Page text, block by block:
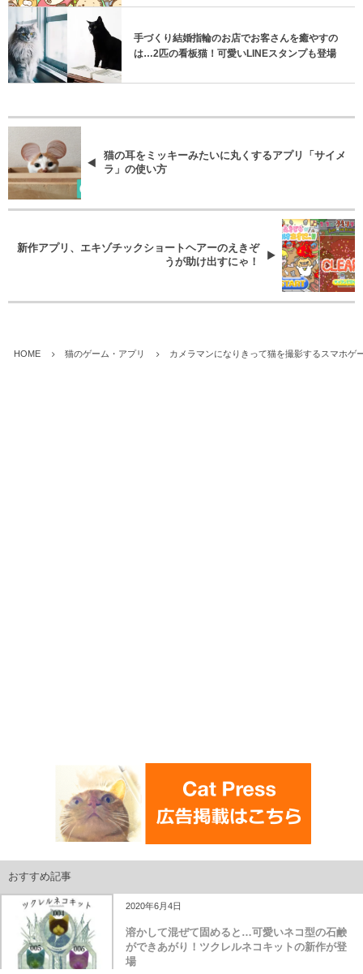
手づくり結婚指輪のお店でお客さんを癒やすの
は…2匹の看板猫！可愛いLINEスタンプも登場
猫の耳をミッキーみたいに丸くするアプリ「サイメ
ラ」の使い方
新作アプリ、エキゾチックショートヘアーのえきぞ
うが助け出すにゃ！
HOME 猫のゲーム・アプリ カメラマンになりきって猫を撮影するスマホゲ
おすすめ記事
2020年6月4日
溶かして混ぜて固めると…可愛いネコ型の石鹸
ができあがり！ツクレルネコキットの新作が登
場